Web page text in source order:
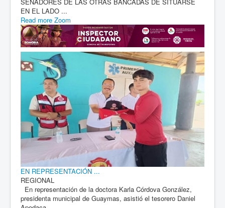
EN EL LADO ...
Read more Zoom
EN REPRESENTACIÓN ...
REGIONAL
En representación de la doctora Karla Córdova González,
presidenta municipal de Guaymas, asistió el tesorero Daniel